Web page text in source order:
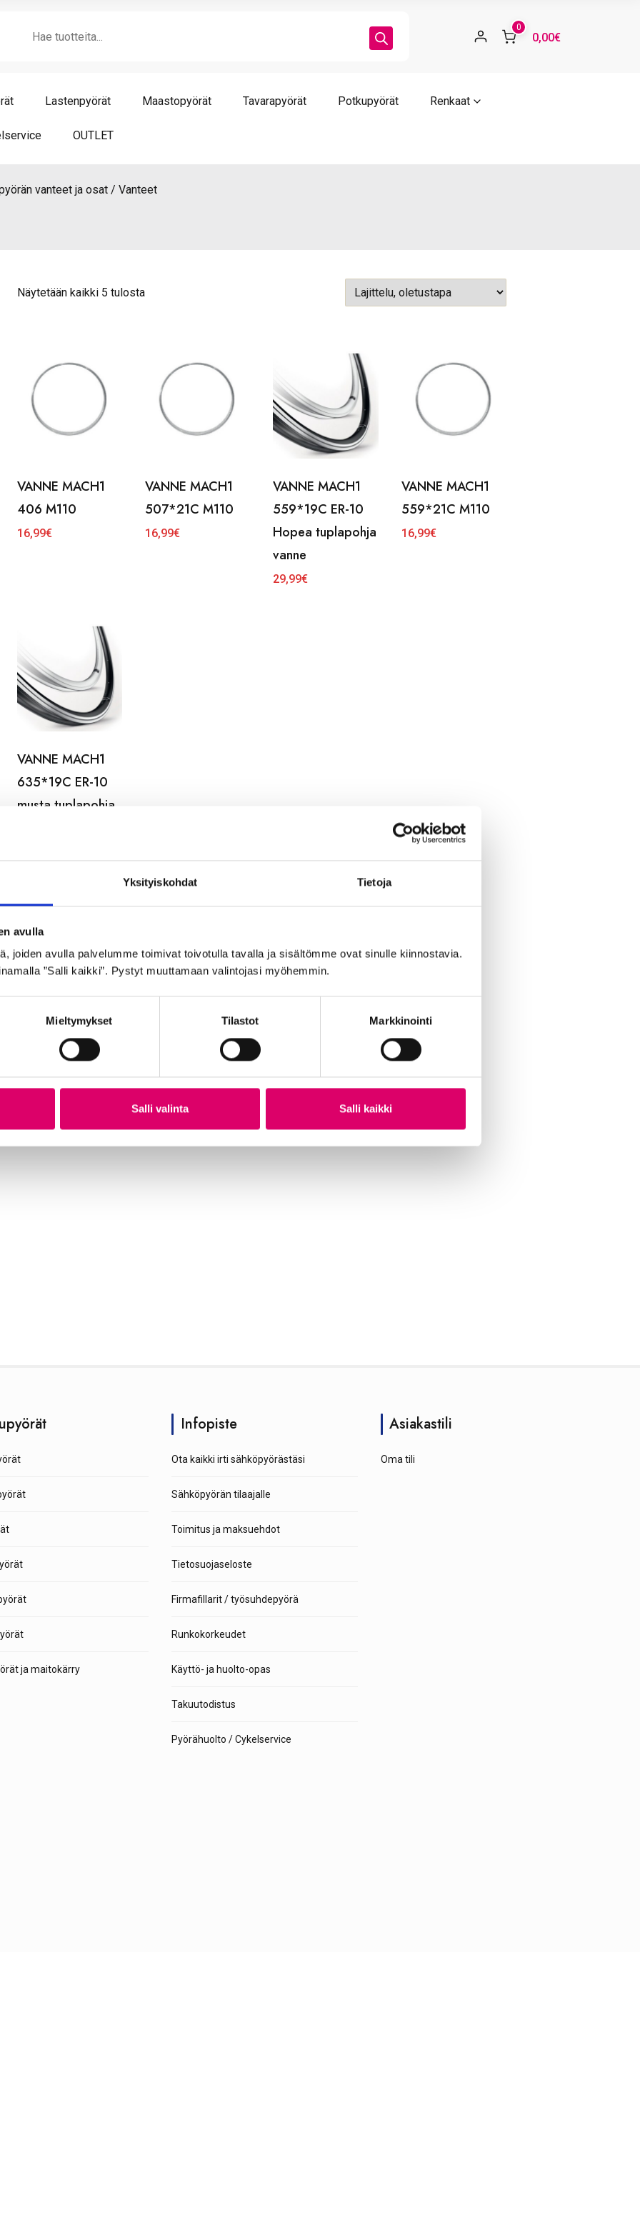
Yksityiskohdat Tietoja
avulla
joiden avulla palvelumme toimivat toivotulla tavalla ja sisältömme ovat sinulle kiinnostavia.
”Salli kaikki”. Pystyt muuttamaan valintojasi myöhemmin.
Mieltymykset Tilastot Markkinointi
Salli valinta Salli kaikki
0
0,00€
Lastenpyörät Maastopyörät Tavarapyörät Potkupyörät Renkaat
OUTLET
vanteet ja osat Vanteet
Näytetään kaikki 5 tulosta
VANNE MACH1
406 M110
16,99€
VANNE MACH1
507*21C M110
16,99€
VANNE MACH1
559*19C ER-10
Hopea tuplapohja
vanne
29,99€
VANNE MACH1
559*21C M110
16,99€
VANNE MACH1
635*19C ER-10
musta tuplapohja
ja maitokärry
Infopiste
Ota kaikki irti sähköpyörästäsi
Sähköpyörän tilaajalle
Toimitus ja maksuehdot
Tietosuojaseloste
Firmafillarit / työsuhdepyörä
Runkokorkeudet
Käyttö- ja huolto-opas
Takuutodistus
Pyörähuolto / Cykelservice
Asiakastili
Oma tili